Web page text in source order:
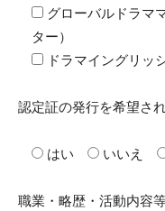
グローバルドラマ
ター）
ドラマイングリッ
認定証の発行を希望さ
はい いいえ
職業・略歴・活動内容